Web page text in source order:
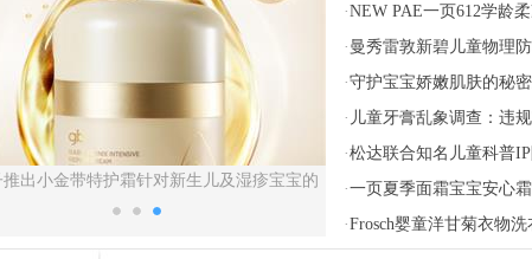
出小金带特护霜针对新生儿及湿疹宝宝的
四季修护需求
水分
·NEW PAE一页612学龄
· 曼秀雷敦新碧儿童物理
儿童娇嫩肌肤
·守护宝宝娇嫩肌肤的秘
晒乳
· 儿童牙膏乱象调查：违
为概念性添加
·松达联合知名儿童科普
健康
·一页夏季面霜宝宝安心
柔嫩
·Frosch婴童洋甘菊衣物